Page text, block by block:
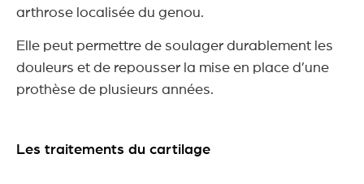
arthrose localisée du genou.
Elle peut permettre de soulager durablement les
douleurs et de repousser la mise en place d’une
prothèse de plusieurs années.
Les traitements du cartilage